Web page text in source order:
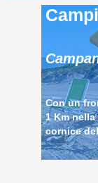
Con un
1 Km
cornice